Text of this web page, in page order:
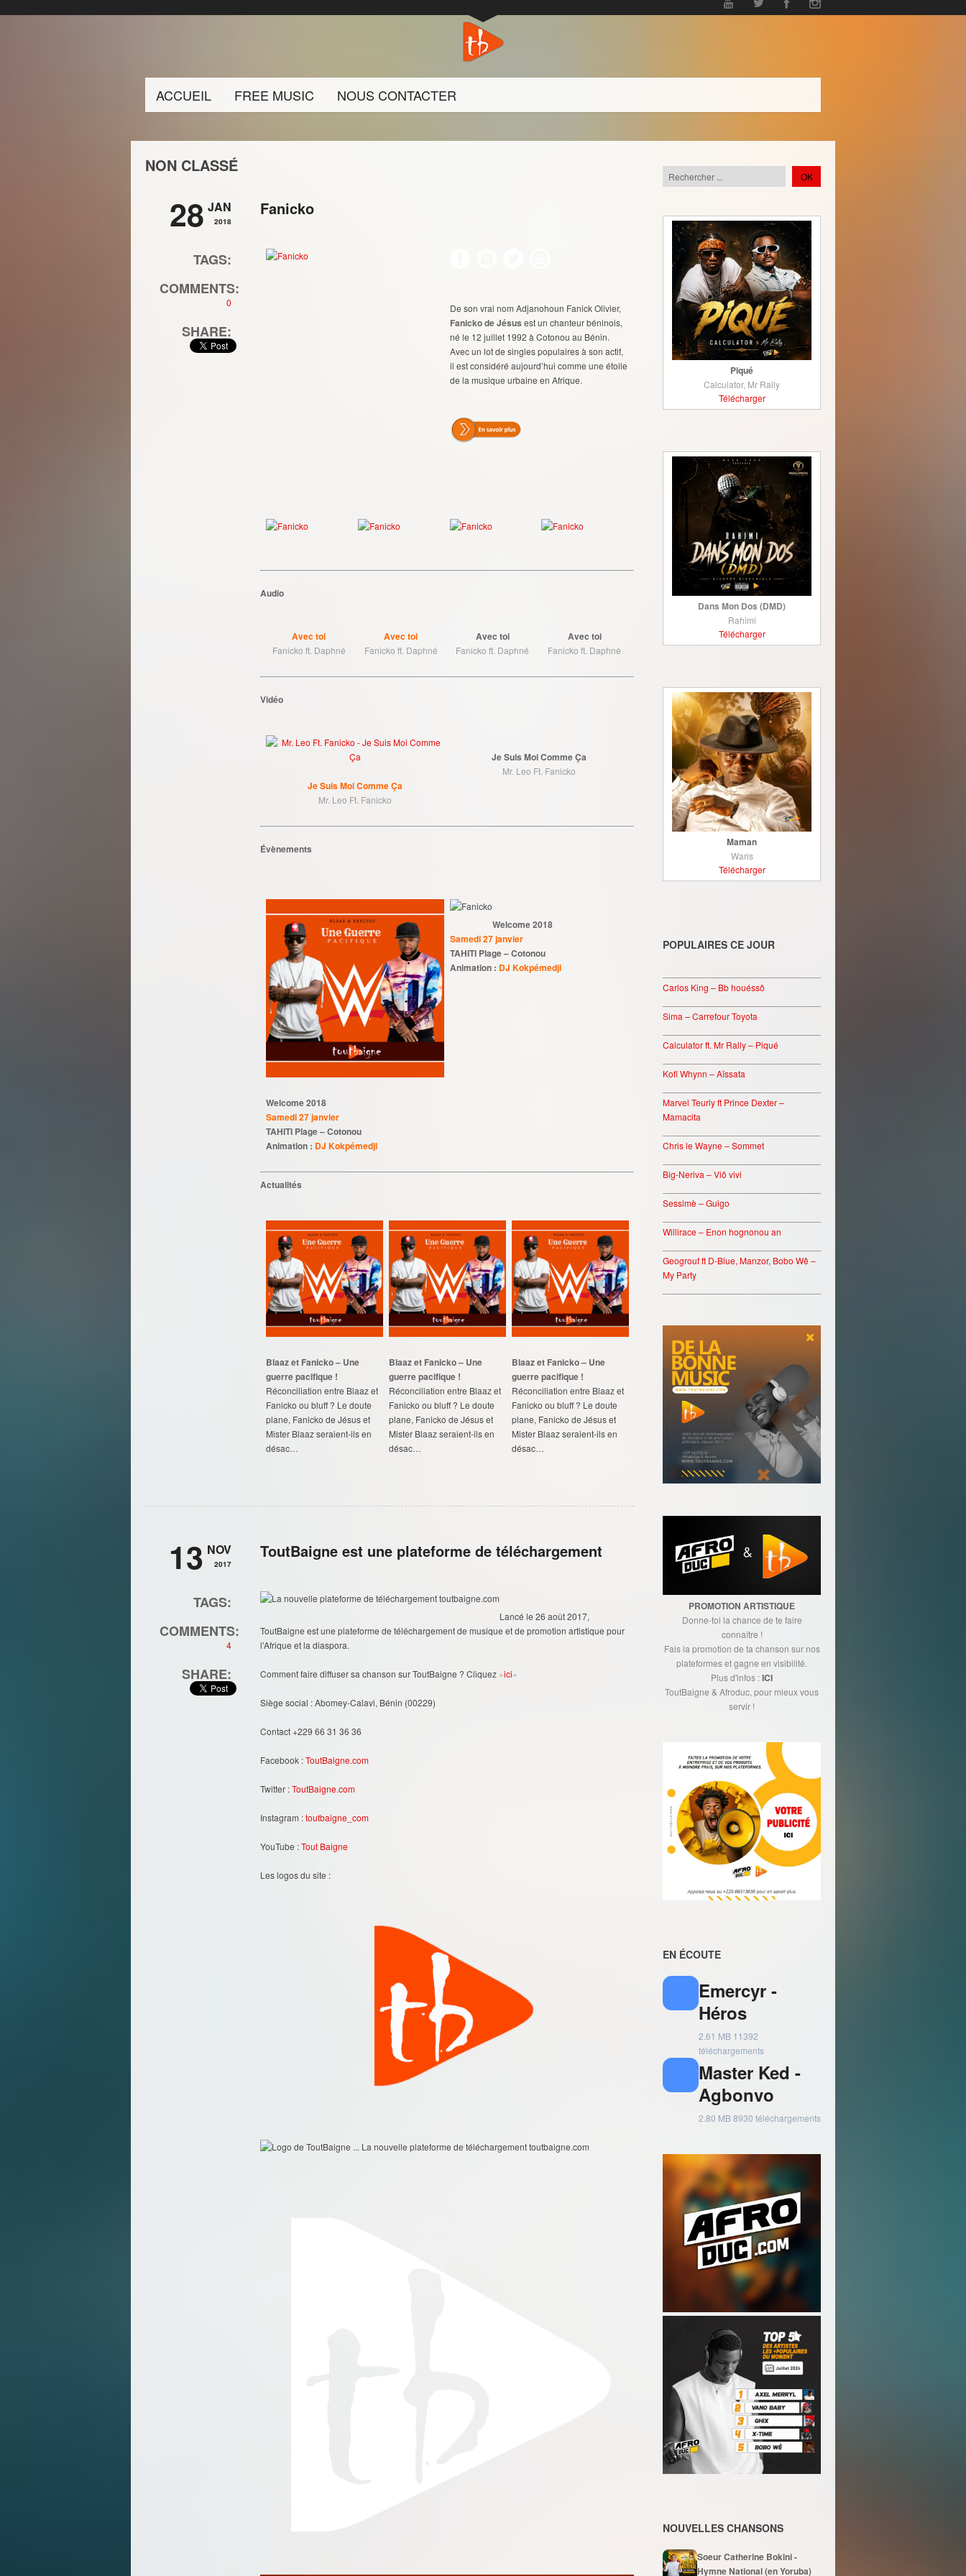
ACCUEIL FREE MUSIC NOUS CONTACTER
NON CLASSÉ
28 JAN
2018
TAGS:
COMMENTS:
0
SHARE:
Fanicko
De son vrai nom Adjanohoun Fanick Olivier,
Fanicko de Jésus est un chanteur béninois,
né le 12 juillet 1992 à Cotonou au Bénin.
Avec un lot de singles populaires à son actif,
il est considéré aujourd’hui comme une étoile
de la musique urbaine en Afrique.
Audio
Avec toi
Fanicko ft. Daphné
Avec toi
Fanicko ft. Daphné
Avec toi
Fanicko ft. Daphné
Avec toi
Fanicko ft. Daphné
Vidéo
Je Suis Moi Comme Ça
Mr. Leo Ft. Fanicko
Je Suis Moi Comme Ça
Mr. Leo Ft. Fanicko
Évènements
Welcome 2018
Samedi 27 janvier
TAHITI Plage – Cotonou
Animation : DJ Kokpémedji
Welcome 2018
Samedi 27 janvier
TAHITI Plage – Cotonou
Animation : DJ Kokpémedji
Actualités
Blaaz et Fanicko – Une
guerre pacifique !
Réconciliation entre Blaaz et
Fanicko ou bluff ? Le doute
plane, Fanicko de Jésus et
Mister Blaaz seraient-ils en
désac…
Blaaz et Fanicko – Une
guerre pacifique !
Réconciliation entre Blaaz et
Fanicko ou bluff ? Le doute
plane, Fanicko de Jésus et
Mister Blaaz seraient-ils en
désac…
Blaaz et Fanicko – Une
guerre pacifique !
Réconciliation entre Blaaz et
Fanicko ou bluff ? Le doute
plane, Fanicko de Jésus et
Mister Blaaz seraient-ils en
désac…
13 NOV
2017
TAGS:
COMMENTS:
4
SHARE:
ToutBaigne est une plateforme de téléchargement
Lancé le 26 août 2017,
ToutBaigne est une plateforme de téléchargement de musique et de promotion artistique pour
l’Afrique et la diaspora.
Comment faire diffuser sa chanson sur ToutBaigne ? Cliquez »ici«
Siège social : Abomey-Calavi, Bénin (00229)
Contact +229 66 31 36 36
Facebook :ToutBaigne.com
Twitter :ToutBaigne.com
Instagram :toutbaigne_com
YouTube :Tout Baigne
Les logos du site :
Piqué
Calculator, Mr Rally
Télécharger
Dans Mon Dos (DMD)
Rahimi
Télécharger
Maman
Waris
Télécharger
POPULAIRES CE JOUR
Carlos King – Bb houéssô
Sima – Carrefour Toyota
Calculator ft. Mr Rally – Piqué
Kofi Whynn – Aïssata
Marvel Teurly ft Prince Dexter –
Mamacita
Chris le Wayne – Sommet
Big-Neriva – Viô vivi
Sessimè – Guigo
Willirace – Enon hognonou an
Geogrouf ft D-Blue, Manzor, Bobo Wê –
My Party
PROMOTION ARTISTIQUE
Donne-toi la chance de te faire
connaître !
Fais la promotion de ta chanson sur nos
plateformes et gagne en visibilité.
Plus d'infos :ICI
ToutBaigne & Afroduc, pour mieux vous
servir !
EN ÉCOUTE
Emercyr -
Héros
2.61 MB 11392
téléchargements
Master Ked -
Agbonvo
2.80 MB8930 téléchargements
NOUVELLES CHANSONS
Soeur Catherine Bokini -
Hymne National (en Yoruba)